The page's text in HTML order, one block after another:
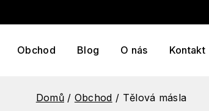
Obchod Blog O nás Kontakt
Domů / Obchod / Tělová másla